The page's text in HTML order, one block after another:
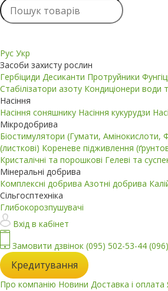
Рус Укр
Засоби захисту рослин
Гербіциди Десиканти Протруйники
Стабілізатори азоту Кондиціонери води
Насіння
Насіння соняшнику Насіння кукурудзи
Мікродобрива
Біостимулятори (Гумати,
(листкові) Кореневе підживлення
Кристалічні та порошкові Гелеві та
Мінеральні добрива
Комплексні добрива Азотні добрива
Сільгосптехніка
Глибокорозпушувачі
Вхід в кабінет
Замовити дзвінок (095) 502-53-44
Кредитування
Про компанію Новини Доставка і оплата